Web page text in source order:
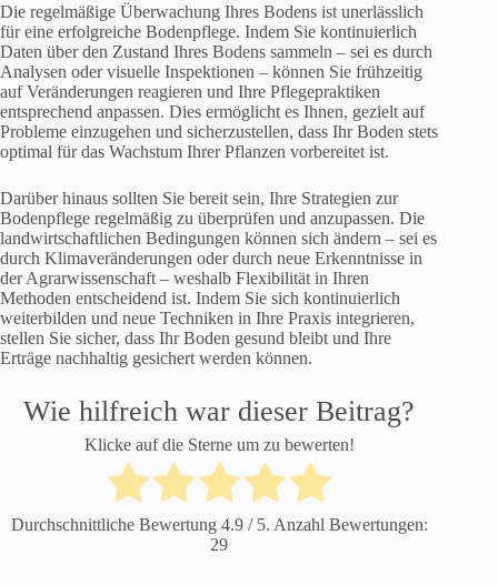
Die regelmäßige Überwachung Ihres Bodens ist unerlässlich
für eine erfolgreiche Bodenpflege. Indem Sie kontinuierlich
Daten über den Zustand Ihres Bodens sammeln – sei es durch
Analysen oder visuelle Inspektionen – können Sie frühzeitig
auf Veränderungen reagieren und Ihre Pflegepraktiken
entsprechend anpassen. Dies ermöglicht es Ihnen, gezielt auf
Probleme einzugehen und sicherzustellen, dass Ihr Boden stets
optimal für das Wachstum Ihrer Pflanzen vorbereitet ist.
Darüber hinaus sollten Sie bereit sein, Ihre Strategien zur
Bodenpflege regelmäßig zu überprüfen und anzupassen. Die
landwirtschaftlichen Bedingungen können sich ändern – sei es
durch Klimaveränderungen oder durch neue Erkenntnisse in
der Agrarwissenschaft – weshalb Flexibilität in Ihren
Methoden entscheidend ist. Indem Sie sich kontinuierlich
weiterbilden und neue Techniken in Ihre Praxis integrieren,
stellen Sie sicher, dass Ihr Boden gesund bleibt und Ihre
Erträge nachhaltig gesichert werden können.
Wie hilfreich war dieser Beitrag?
Klicke auf die Sterne um zu bewerten!
Durchschnittliche Bewertung 4.9/ 5. Anzahl Bewertungen:
29